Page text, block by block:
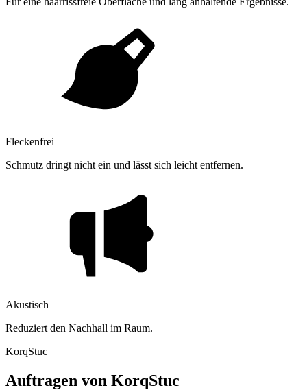
Fleckenfrei
Schmutz dringt nicht ein und lässt sich leicht entfernen.
Akustisch
Reduziert den Nachhall im Raum.
KorqStuc
Auftragen von KorqStuc